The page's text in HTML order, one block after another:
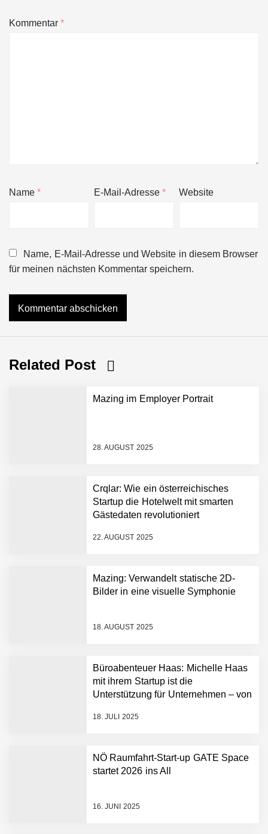
Kommentar*
Name* E-Mail-Adresse* Website
Name, E-Mail-Adresse und Website in diesem Browser
für meinen nächsten Kommentar speichern.
Related Post
Mazing im Employer Portrait
28. AUGUST 2025
Crqlar: Wie ein österreichisches
Startup die Hotelwelt mit smarten
Gästedaten revolutioniert
22. AUGUST 2025
Mazing: Verwandelt statische 2D-
Bilder in eine visuelle Symphonie
18. AUGUST 2025
Büroabenteuer Haas: Michelle Haas
mit ihrem Startup ist die
Unterstützung für Unternehmen – von
18. JULI 2025
NÖ Raumfahrt-Start-up GATE Space
startet 2026 ins All
16. JUNI 2025
Portrait
Tabuthema Schwitzen?
Dieses Salzburger Startup
hat die Lösung!
Crqlar: Wie ein
österreichisches Startup die
Hotelwelt mit smarten
Manuel Messner von
Mazing: Verwandelt
statische 2D-Bilder in eine